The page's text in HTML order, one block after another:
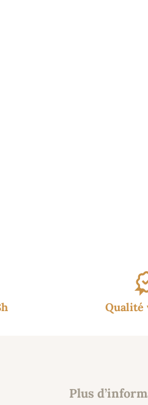
Qualité
Plus